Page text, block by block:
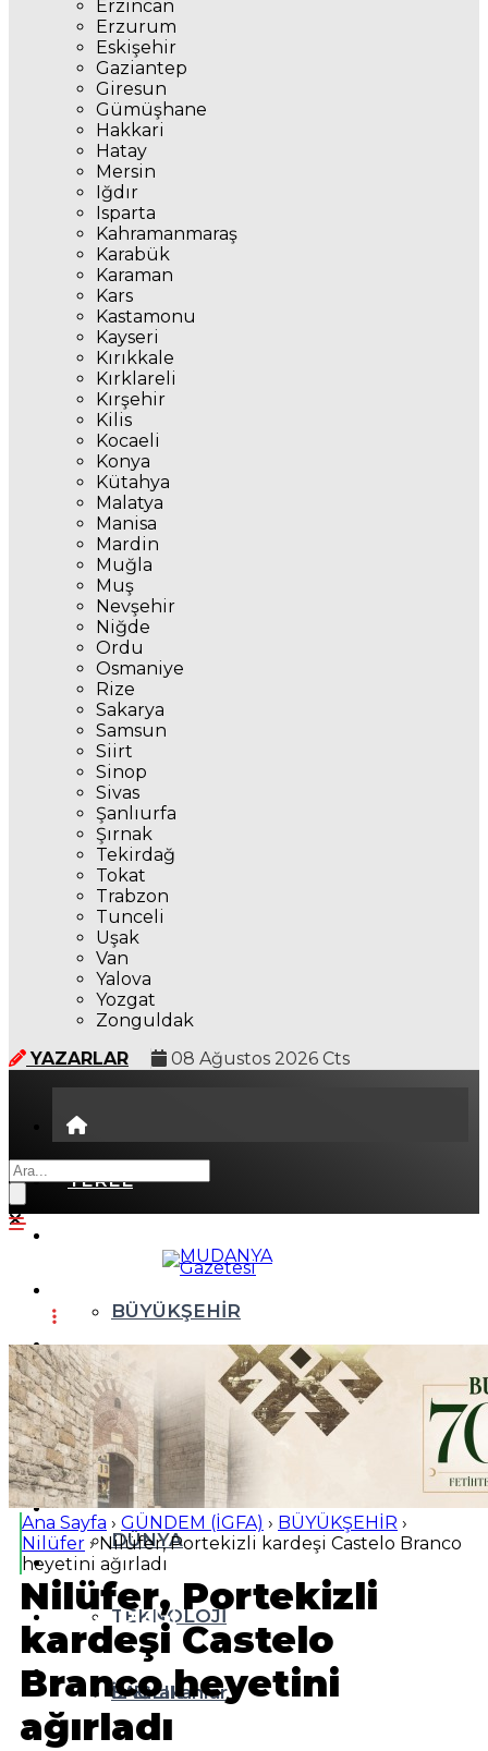
Erzincan
Erzurum
Eskişehir
Gaziantep
Giresun
Gümüşhane
Hakkari
Hatay
Mersin
Iğdır
Isparta
Kahramanmaraş
Karabük
Karaman
Kars
Kastamonu
Kayseri
Kırıkkale
Kırklareli
Kırşehir
Kilis
Kocaeli
Konya
Kütahya
Malatya
Manisa
Mardin
Muğla
Muş
Nevşehir
Niğde
Ordu
Osmaniye
Rize
Sakarya
Samsun
Siirt
Sinop
Sivas
Şanlıurfa
Şırnak
Tekirdağ
Tokat
Trabzon
Tunceli
Uşak
Van
Yalova
Yozgat
Zonguldak
YAZARLAR
08 Ağustos 2026 Cts
YEREL
BÜYÜKŞEHİR
ASAYİŞ
YAŞAM
DÜNYA
TEKNOLOJİ
SAĞLIK
ÖZEL HABER
EKONOMİ
AKTÜEL
EĞİTİM
SPOR
YAZI DİZİSİ
İz Bırakanlar
YAZARLAR
Ana Sayfa › GÜNDEM (İGFA) › BÜYÜKŞEHİR ›
Nilüfer ›Nilüfer, Portekizli kardeşi Castelo Branco
heyetini ağırladı
Nilüfer, Portekizli
kardeşi Castelo
Branco heyetini
ağırladı